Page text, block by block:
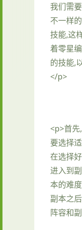
我们需
不一样
技能,这
着零星
的技能,
</p>
<p>首
要选择
在选择
进入到
本的难
副本之
阵容和